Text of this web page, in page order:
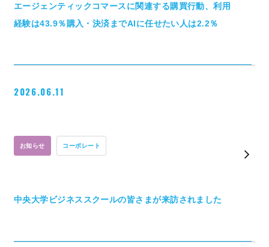
エージェンティックコマースに関連する購買行動、利用
経験は43.9％購入・決済までAIに任せたい人は2.2％
2026.06.11
お知らせ コーポレート
中央大学ビジネススクールの皆さまが来訪されました